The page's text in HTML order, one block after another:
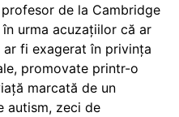
de la Cambridge
urma acuzațiilor că ar
fi exagerat în privința
promovate printr-o
marcată de un
autism, zeci de